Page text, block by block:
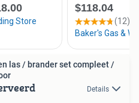
las / brander set compleet /
Details